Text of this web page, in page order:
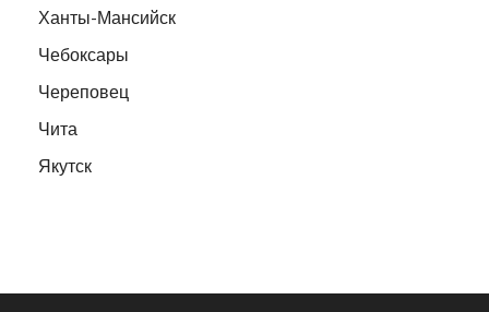
Ханты-Мансийск
Чебоксары
Череповец
Чита
Якутск